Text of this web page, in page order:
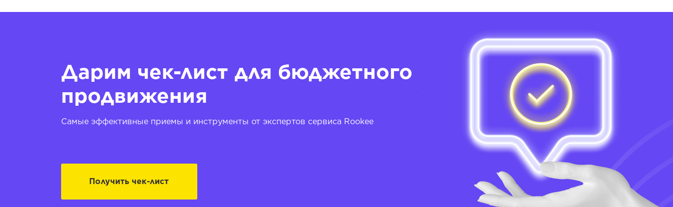
Дарим чек-лист для бюджетного
продвижения
Самые эффективные приемы и инструменты от экспертов сервиса Rookee
Получить чек-лист